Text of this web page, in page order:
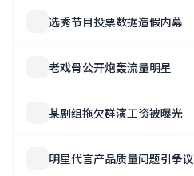
选秀节目投票数据造假内幕
老戏骨公开炮轰流量明星
某剧组拖欠群演工资被曝光
明星代言产品质量问题引争议